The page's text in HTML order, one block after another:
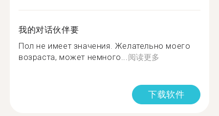
我的对话伙伴要
Пол не имеет значения. Желательно моего
возраста, может немного...阅读更多
下载软件